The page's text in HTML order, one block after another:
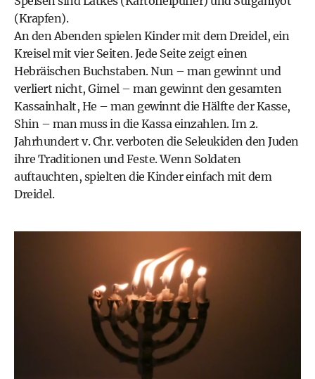
(Krapfen).
An den Abenden spielen Kinder mit dem Dreidel, ein
Kreisel mit vier Seiten. Jede Seite zeigt einen
Hebräischen Buchstaben. Nun – man gewinnt und
verliert nicht, Gimel – man gewinnt den gesamten
Kassainhalt, He – man gewinnt die Hälfte der Kasse,
Shin – man muss in die Kassa einzahlen. Im 2.
Jahrhundert v. Chr. verboten die Seleukiden den Juden
ihre Traditionen und Feste. Wenn Soldaten
auftauchten, spielten die Kinder einfach mit dem
Dreidel.